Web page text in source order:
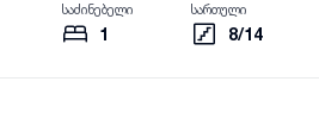
1
საძინებელი
8/14
სართული